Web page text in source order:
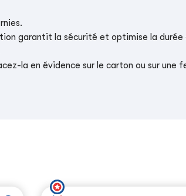
garantit la sécurité et optimise la durée
la en évidence sur le carton ou sur une